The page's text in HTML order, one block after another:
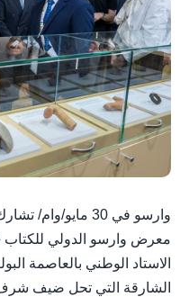
وارسو في 30 مايو/
الاستاد الوطني بالعاصمة
الشارقة التي تحل ضيف